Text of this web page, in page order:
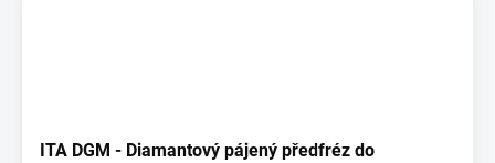
ITA DGM - Diamantový pájený předfréz do